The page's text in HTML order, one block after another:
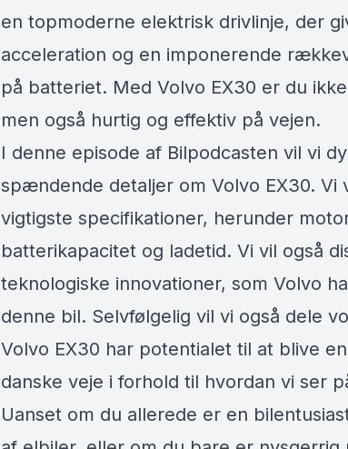
en topmoderne elektrisk drivlinje, der
acceleration og en imponerende
på batteriet. Med Volvo EX30 er du
men også hurtig og effektiv på vejen.
I denne episode af Bilpodcasten vil vi
spændende detaljer om Volvo EX30. Vi
vigtigste specifikationer, herunder
batterikapacitet og ladetid. Vi vil også
teknologiske innovationer, som Volvo
denne bil. Selvfølgelig vil vi også dele
Volvo EX30 har potentialet til at blive
danske veje i forhold til hvordan vi ser
Uanset om du allerede er en